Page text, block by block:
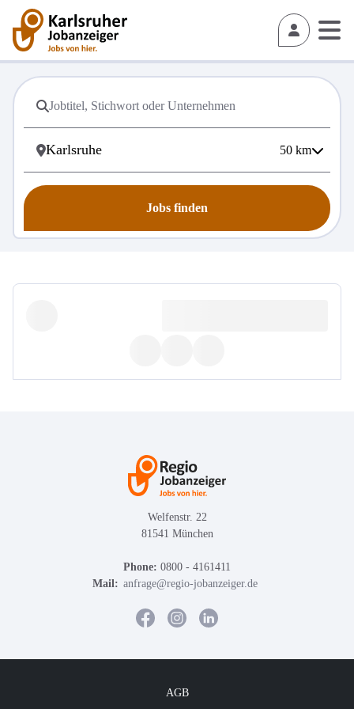
50 km
Jobs finden
Welfenstr. 22
81541 München
Phone: 0800 - 4161411
Mail: anfrage@regio-jobanzeiger.de
AGB